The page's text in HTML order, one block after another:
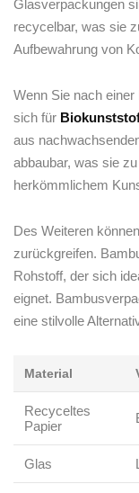
Glasverpackungen
recycelbar, was sie
Aufbewahrung von
Wenn ‌Sie nach
sich für
aus
​abbaubar,⁣ was ⁣sie
herkömmlichem
Des Weiteren
zurückgreifen.
Rohstoff, der sich
eignet.
eine stilvolle​
Material
Recyceltes
Papier
Glas